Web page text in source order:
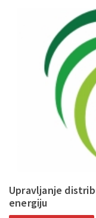
Upravljanje
energiju